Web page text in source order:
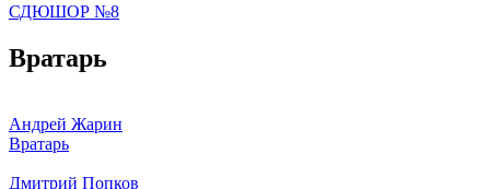
СДЮШОР №8
Вратарь
Андрей Жарин
Вратарь
Дмитрий Попков